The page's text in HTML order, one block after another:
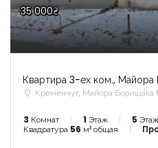
35 000₴
Квартира 3-ех ком.,
Кременчуг, Майора Борищака
3 Комнат 1 Этаж 5
Квадратура 56 м² общая